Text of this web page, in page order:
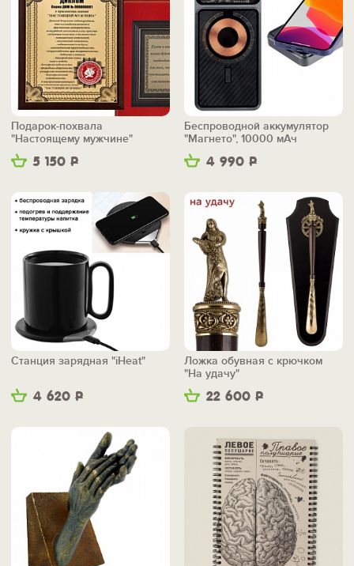
5 150 Р
Подарок-похвала
"Настоящему мужчине"
4 990 Р
Беспроводной аккумулятор
"Магнето", 10000 мАч
4 620 Р
Станция зарядная "iHeat"
22 600 Р
Ложка обувная с крючком
"На удачу"